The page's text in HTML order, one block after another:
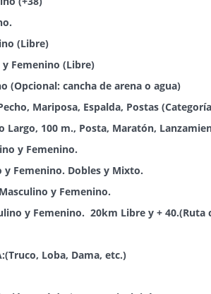
(Libre)
y Femenino (Libre)
(Opcional: cancha de arena o agua)
Mariposa, Espalda, Postas
Largo, 100 m., Posta, Maratón,
y Femenino.
y Femenino. Dobles y Mixto.
y Femenino.
y Femenino. 20km Libre y +
Loba, Dama, etc.)